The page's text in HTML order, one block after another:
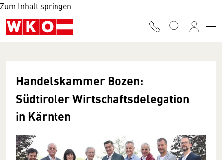
Zum Inhalt springen
Handelskammer Bozen:
Südtiroler Wirtschaftsdelegation
in Kärnten